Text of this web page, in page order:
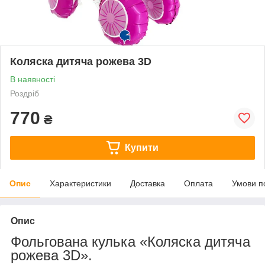
Коляска дитяча рожева 3D
В наявності
Роздріб
770 ₴
Купити
Опис Характеристики Доставка Оплата Умови
Опис
Фольгована кулька «Коляска дитяча
рожева 3D».